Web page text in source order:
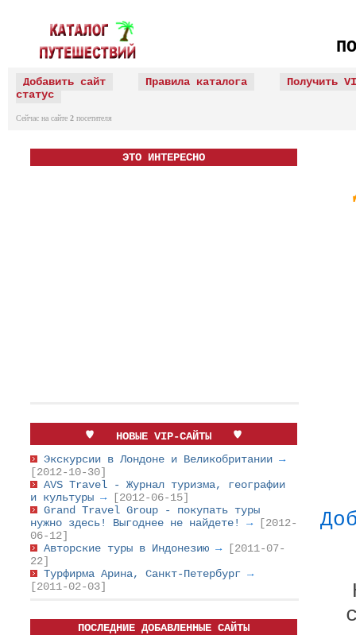
Добавить сайт Правила каталога
Получить
статус
Сейчас на сайте 2 посетителя
ЭТО ИНТЕРЕСНО
НОВЫЕ VIP-САЙТЫ
Экскурсии в Лондоне и Великобритании →
[2012-10-30]
AVS Travel - Журнал туризма, географии
и культуры →
[2012-06-15]
Grand Travel Group - покупать туры
нужно здесь! Выгоднее не найдете! →
[2012-
06-12]
Авторские туры в Индонезию →
[2011-07-
22]
Турфирма Арина, Санкт-Петербург →
[2011-02-03]
ПОСЛЕДНИЕ ДОБАВЛЕННЫЕ САЙТЫ